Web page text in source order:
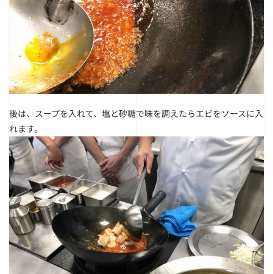
後は、スープを入れて、塩と砂糖で味を調えたらエビをソースに入
れます。